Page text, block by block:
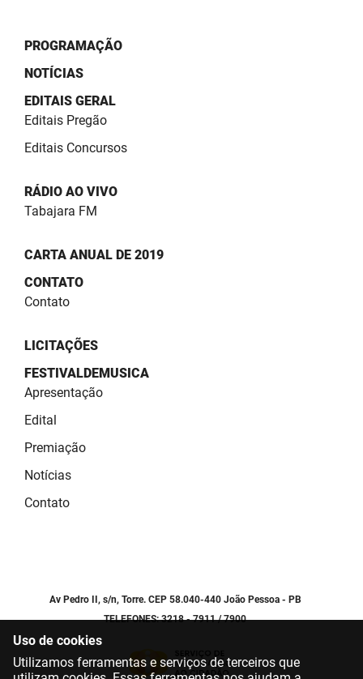
PROGRAMAÇÃO
NOTÍCIAS
EDITAIS GERAL
Editais Pregão
Editais Concursos
RÁDIO AO VIVO
Tabajara FM
CARTA ANUAL DE 2019
CONTATO
Contato
LICITAÇÕES
FESTIVALDEMUSICA
Apresentação
Edital
Premiação
Notícias
Contato
Av Pedro II, s/n, Torre. CEP 58.040-440 João Pessoa - PB
TELEFONES: 3218 - 7911 / 7900
Uso de cookies
Utilizamos ferramentas e serviços de terceiros que